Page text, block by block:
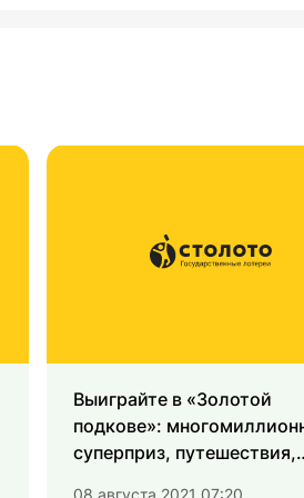
Выиграйте в «Золотой
подкове»:
суперприз, путешествия,
08 августа 2021 07:20